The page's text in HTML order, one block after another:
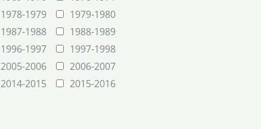
1978-1979
1979-1980
1987-1988
1988-1989
1996-1997
1997-1998
2005-2006
2006-2007
2014-2015
2015-2016